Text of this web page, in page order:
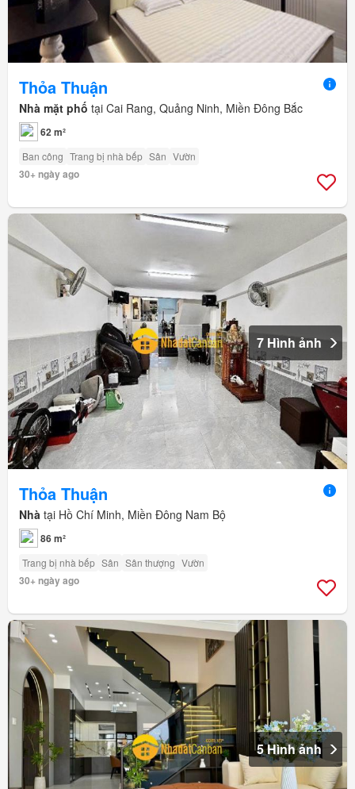
Thỏa Thuận
Nhà mặt phố tại Cai Rang, Quảng Ninh, Miền Đông Bắc
62 m²
Ban công Trang bị nhà bếp Sân Vườn
30+ ngày ago
7 Hình ảnh
Thỏa Thuận
Nhà tại Hồ Chí Minh, Miền Đông Nam Bộ
86 m²
Trang bị nhà bếp Sân Sân thượng Vườn
30+ ngày ago
5 Hình ảnh